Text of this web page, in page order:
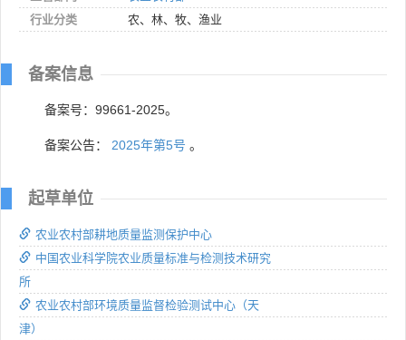
行业分类
农、林、牧、渔业
备案信息
备案号：99661-2025。
备案公告： 2025年第5号 。
起草单位
农业农村部耕地质量监测保护中心
中国农业科学院农业质量标准与检测技术研究
所
农业农村部环境质量监督检验测试中心（天
津）